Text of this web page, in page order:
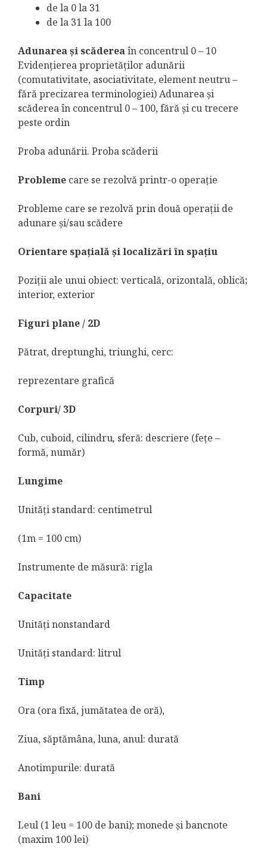
de la 0 la 31
de la 31 la 100
Adunarea şi scădereaîn concentrul 0 – 10
Evidenţierea proprietăţilor adunării
(comutativitate, asociativitate, element neutru –
fără precizarea terminologiei) Adunarea şi
scăderea în concentrul 0 – 100, fără şi cu trecere
peste ordin
Proba adunării. Proba scăderii
Probleme care se rezolvă printr-o operaţie
Probleme care se rezolvă prin două operaţii de
adunare şi/sau scădere
Orientare spaţială şi localizări în spaţiu
Poziţii ale unui obiect: verticală, orizontală, oblică;
interior, exterior
Figuri plane / 2D
Pătrat, dreptunghi, triunghi, cerc:
reprezentare grafică
Corpuri/ 3D
Cub, cuboid, cilindru, sferă: descriere (feţe –
formă, număr)
Lungime
Unităţi standard: centimetrul
(1m = 100 cm)
Instrumente de măsură: rigla
Capacitate
Unităţi nonstandard
Unităţi standard: litrul
Timp
Ora (ora fixă, jumătatea de oră),
Ziua, săptămâna, luna, anul: durată
Anotimpurile: durată
Bani
Leul (1 leu = 100 de bani); monede şi bancnote
(maxim 100 lei)